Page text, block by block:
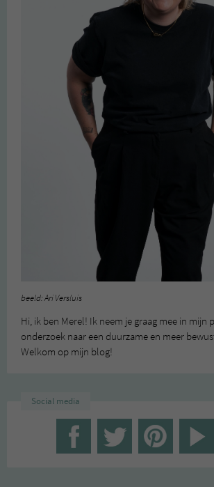
beeld: Ari Versluis
Hi, ik ben Merel! Ik neem je graag mee in mijn
onderzoek naar een duurzame en meer
Welkom op mijn blog!
Social media